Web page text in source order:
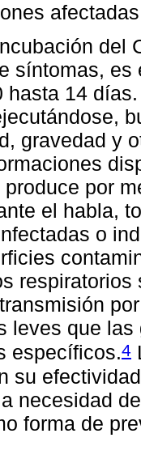
del
síntomas, es
hasta 14
gravedad y
por
el habla,
o
leves que
específicos.4
su
necesidad
forma de